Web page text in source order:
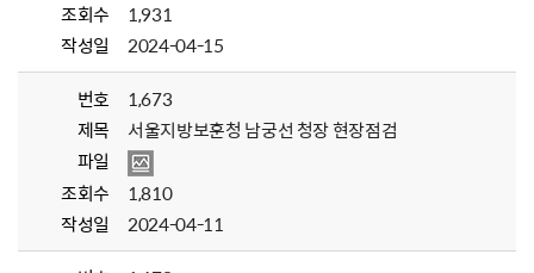
조회수
1,931
작성일
2024-04-15
번호
1,673
제목
서울지방보훈청 남궁선 청장 현장점검
파일
조회수
1,810
작성일
2024-04-11